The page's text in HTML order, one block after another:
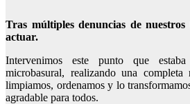
Tras múltiples denuncias de nuestros
actuar.
Intervenimos este punto que
microbasural, realizando una completa
limpiamos, ordenamos y lo
agradable para todos.